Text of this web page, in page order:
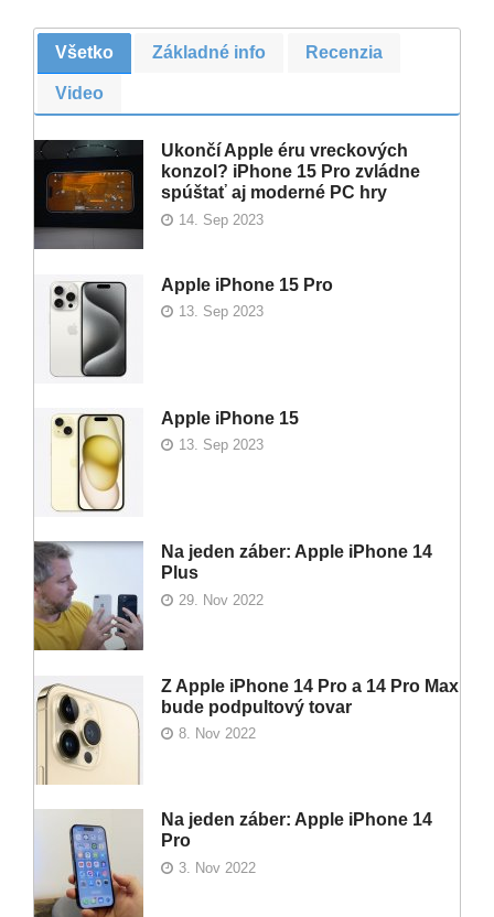
Všetko Základné info Recenzia
Video
Ukončí Apple éru vreckových
konzol? iPhone 15 Pro zvládne
spúštať aj moderné PC hry
14. Sep 2023
Apple iPhone 15 Pro
13. Sep 2023
Apple iPhone 15
13. Sep 2023
Na jeden záber: Apple iPhone 14
Plus
29. Nov 2022
Z Apple iPhone 14 Pro a 14 Pro Max
bude podpultový tovar
8. Nov 2022
Na jeden záber: Apple iPhone 14
Pro
3. Nov 2022